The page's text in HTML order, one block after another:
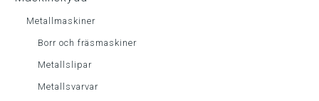
Metallmaskiner
Borr och fräsmaskiner
Metallslipar
Metallsvarvar